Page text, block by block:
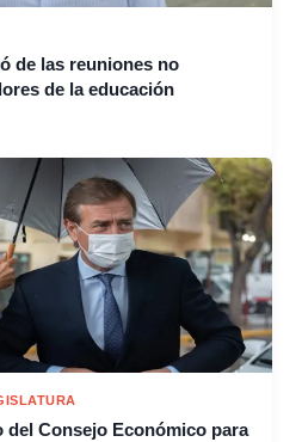
de las reuniones no
de la educación
del Consejo Económico para